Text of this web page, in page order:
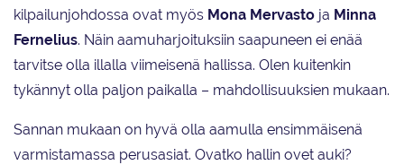
kilpailunjohdossa ovat myös Mona Mervasto ja Minna
Fernelius. Näin aamuharjoituksiin saapuneen ei enää
tarvitse olla illalla viimeisenä hallissa. Olen kuitenkin
tykännyt olla paljon paikalla – mahdollisuuksien mukaan.
Sannan mukaan on hyvä olla aamulla ensimmäisenä
varmistamassa perusasiat. Ovatko hallin ovet auki?